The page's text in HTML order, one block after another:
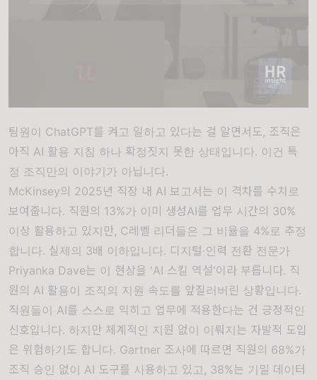
팀원이 ChatGPT를 켜고 일하고 있다는 걸 알면서도, 조직은
아직 AI 활용 지침 하나 확정짓지 못한 상태입니다. 이건 특
정 조직만의 이야기가 아닙니다.
McKinsey의 2025년 직장 내 AI 보고서는 이 격차를 수치로
보여줍니다. 직원의 13%가 이미 생성AI를 업무 시간의 30%
이상 활용하고 있지만, C레벨 리더들은 그 비율을 4%로 추정
합니다. 실제의 3배 이하입니다. 디지털·인력 전환 전문가
Priyanka Dave는 이 현상을 'AI 스킬 역설'이라 부릅니다. 직
원의 AI 활용이 조직의 지원 속도를 앞질러버린 상황입니다.
직원들이 AI를 스스로 익히고 업무에 적용한다는 건 긍정적인
신호입니다. 하지만 체계적인 지원 없이 이뤄지는 자발적 도입
은 위험하기도 합니다. Gartner 조사에 따르면 직원의 68%가
조직 승인 없이 AI 도구를 사용하고 있고, 38%는 기밀 데이터